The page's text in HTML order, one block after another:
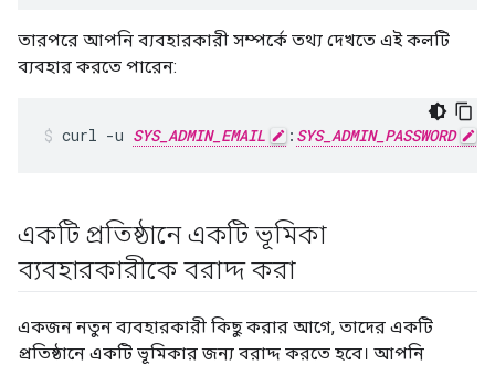
তারপরে আপনি ব্যবহারকারী সম্পর্কে তথ্য দেখতে এই কলটি
ব্যবহার করতে পারেন:
curl -u SYS_ADMIN_EMAIL : SYS_ADMIN_PASSWORD
একটি প্রতিষ্ঠানে একটি ভূমিকা
ব্যবহারকারীকে বরাদ্দ করা
একজন নতুন ব্যবহারকারী কিছু করার আগে, তাদের একটি
প্রতিষ্ঠানে একটি ভূমিকার জন্য বরাদ্দ করতে হবে। আপনি